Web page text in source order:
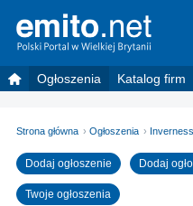
Ogłoszenia Katalog firm
Strona główna Ogłoszenia Inverness
Dodaj ogłoszenie Dodaj
Twoje ogłoszenia